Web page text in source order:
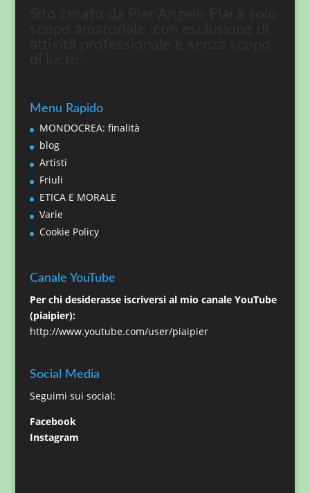
Menu Rapido
MONDOCREA: finalità
blog
Artisti
Friuli
ETICA E MORALE
Varie
Cookie Policy
Canale YouTube
Per chi desiderasse iscriversi al mio canale YouTube
(piaipier):
http://www.youtube.com/user/piaipier
Social Media
Seguimi sui social:
Facebook
Instagram